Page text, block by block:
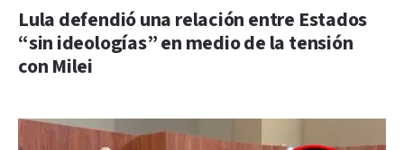
Lula defendió una relación entre Estados
“sin ideologías” en medio de la tensión
con Milei